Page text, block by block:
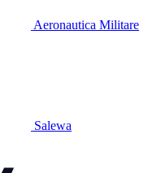
Aeronautica Militare
Salewa